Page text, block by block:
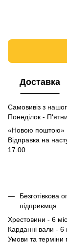
Доставка
Самовивіз з
Понеділок -
«Новою поштою»
Відправка на
17:00
Безготівкова
підприємця
Хрестовини - 6
Карданні вали - 6
Умови та терміни